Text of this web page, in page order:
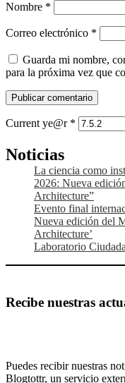
Nombre *
Correo electrónico *
Guarda mi nombre,
para la próxima vez que
Current ye@r *
La ciencia como
2026: Nueva
Architecture”
Evento final
Nueva edición del
Architecture’
Laboratorio